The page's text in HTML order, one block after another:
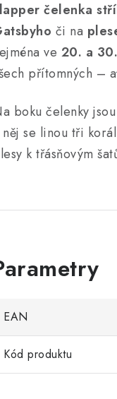
čelenka
či na
ve 20. a
přítomných –
boku čelenky
se linou tři
k třásňovým
EAN
Kód produktu